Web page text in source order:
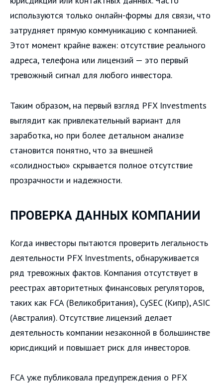
используются только онлайн-формы для связи, что
затрудняет прямую коммуникацию с компанией.
Этот момент крайне важен: отсутствие реального
адреса, телефона или лицензий — это первый
тревожный сигнал для любого инвестора.
Таким образом, на первый взгляд PFX Investments
выглядит как привлекательный вариант для
заработка, но при более детальном анализе
становится понятно, что за внешней
«солидностью» скрывается полное отсутствие
прозрачности и надежности.
ПРОВЕРКА ДАННЫХ КОМПАНИИ
Когда инвесторы пытаются проверить легальность
деятельности PFX Investments, обнаруживается
ряд тревожных фактов. Компания отсутствует в
реестрах авторитетных финансовых регуляторов,
таких как FCA (Великобритания), CySEC (Кипр), ASIC
(Австралия). Отсутствие лицензий делает
деятельность компании незаконной в большинстве
юрисдикций и повышает риск для инвесторов.
FCA уже публиковала предупреждения о PFX